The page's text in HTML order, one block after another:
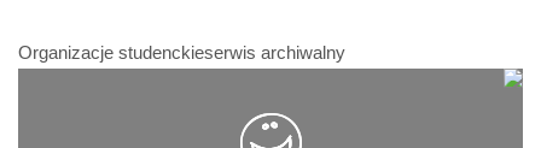
Organizacje studenckieserwis archiwalny